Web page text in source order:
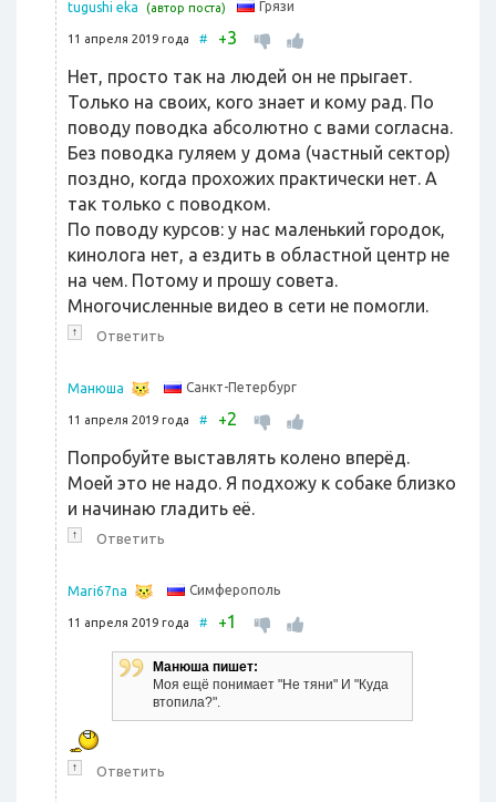
tugushi eka (автор поста) Грязи
11 апреля 2019 года # +3
Нет, просто так на людей он не прыгает.
Только на своих, кого знает и кому рад. По
поводу поводка абсолютно с вами согласна.
Без поводка гуляем у дома (частный сектор)
поздно, когда прохожих практически нет. А
так только с поводком.
По поводу курсов: у нас маленький городок,
кинолога нет, а ездить в областной центр не
на чем. Потому и прошу совета.
Многочисленные видео в сети не помогли.
↑ Ответить
Манюша Санкт-Петербург
11 апреля 2019 года # +2
Попробуйте выставлять колено вперёд.
Моей это не надо. Я подхожу к собаке близко
и начинаю гладить её.
↑ Ответить
Mari67na Симферополь
11 апреля 2019 года # +1
Манюша пишет:
Моя ещё понимает "Не тяни" И "Куда
втопила?".
↑ Ответить